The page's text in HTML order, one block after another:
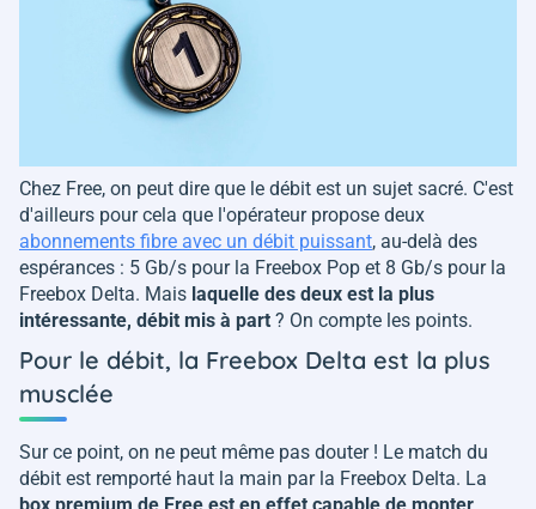
Chez Free, on peut dire que le débit est un sujet sacré. C'est
d'ailleurs pour cela que l'opérateur propose deux
abonnements fibre avec un débit puissant, au-delà des
espérances : 5 Gb/s pour la Freebox Pop et 8 Gb/s pour la
Freebox Delta. Mais laquelle des deux est la plus
intéressante, débit mis à part ? On compte les points.
Pour le débit, la Freebox Delta est la plus
musclée
Sur ce point, on ne peut même pas douter ! Le match du
débit est remporté haut la main par la Freebox Delta. La